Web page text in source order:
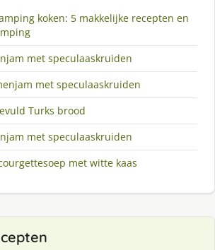
koken: 5 makkelijke recepten en
met speculaaskruiden
met speculaaskruiden
Turks brood
met speculaaskruiden
met witte kaas